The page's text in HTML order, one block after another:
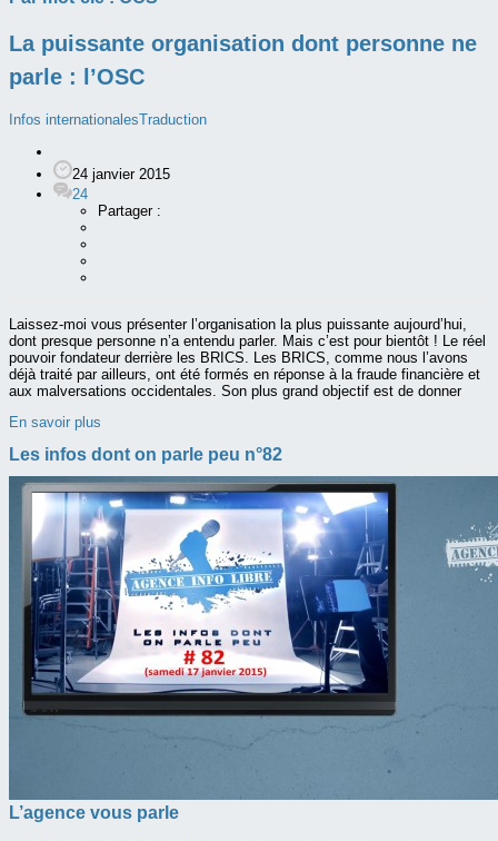
La puissante organisation dont personne ne
parle : l’OSC
Infos internationalesTraduction
24 janvier 2015
24
Partager :
Laissez-moi vous présenter l’organisation la plus puissante aujourd’hui,
dont presque personne n’a entendu parler. Mais c’est pour bientôt ! Le réel
pouvoir fondateur derrière les BRICS. Les BRICS, comme nous l’avons
déjà traité par ailleurs, ont été formés en réponse à la fraude financière et
aux malversations occidentales. Son plus grand objectif est de donner
En savoir plus
Les infos dont on parle peu n°82
L’agence vous parle